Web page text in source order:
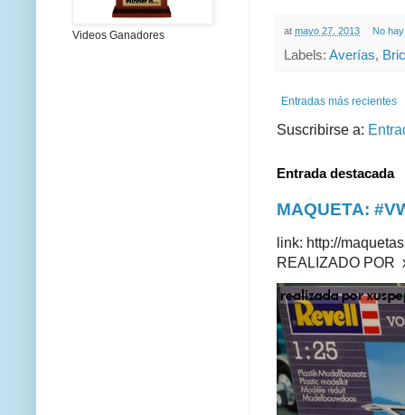
at mayo 27, 2013 No
Labels: Averías,
Entradas más recientes
Suscribirse a:
Entrada destacada
MAQUETA:
link: http://
REALIZADO POR
Videos Ganadores